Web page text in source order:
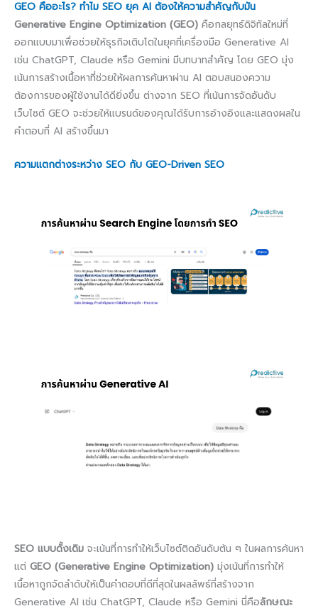
GEO คืออะไร? ทำไม SEO ยุค AI ต้องให้ความสำคัญกับมัน
Generative Engine Optimization (GEO) คือกลยุทธ์ดิจิทัลใหม่ที่
ออกแบบมาเพื่อช่วยให้ธุรกิจเติบโตในยุคที่เครื่องมือ Generative AI
เช่น ChatGPT, Claude หรือ Gemini มีบทบาทสำคัญ โดย GEO มุ่ง
เน้นการสร้างเนื้อหาที่ช่วยให้ผลการค้นหาผ่าน AI ตอบสนองความ
ต้องการของผู้ใช้งานได้ดียิ่งขึ้น ต่างจาก SEO ที่เน้นการจัดอันดับ
เว็บไซต์ GEO จะช่วยให้แบรนด์ของคุณได้รับการอ้างอิงและแสดงผลใน
คำตอบที่ AI สร้างขึ้นมา
ความแตกต่างระหว่าง SEO กับ GEO-Driven SEO
SEO แบบดั้งเดิม จะเน้นที่การทำให้เว็บไซต์ติดอันดับต้น ๆ ในผลการค้นหา
แต่ GEO (Generative Engine Optimization) มุ่งเน้นที่การทำให้
เนื้อหาถูกจัดลำดับให้เป็นคำตอบที่ดีที่สุดในผลลัพธ์ที่สร้างจาก
Generative AI เช่น ChatGPT, Claude หรือ Gemini นี่คือลักษณะ